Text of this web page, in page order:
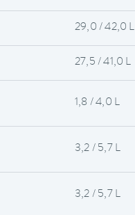
29,0 / 42,0 L
27,5 / 41,0 L
1,8 / 4,0 L
3,2 / 5,7 L
3,2 / 5,7 L